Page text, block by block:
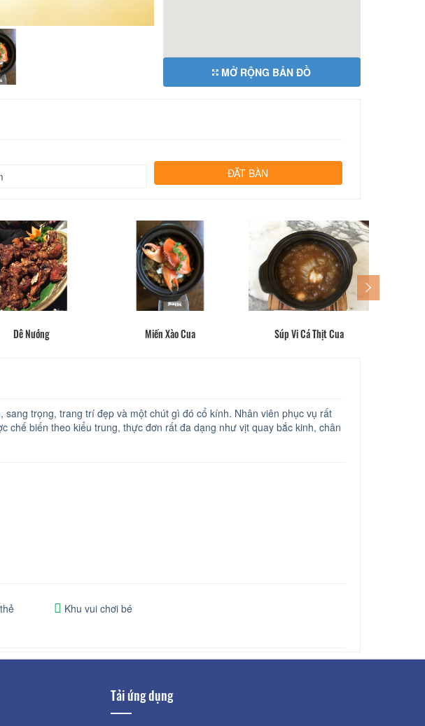
MỞ RỘNG BẢN ĐỒ
Dê Nướng Miến Xào Cua Súp Vi Cá Thịt Cua
trọng, trang trí đẹp và một chút gì đó cổ kính. Nhân viên phục vụ rất
chế biến theo kiểu trung, thực đơn rất đa dạng như vịt quay bắc kinh, chân
Khu vui chơi bé
Tải ứng dụng